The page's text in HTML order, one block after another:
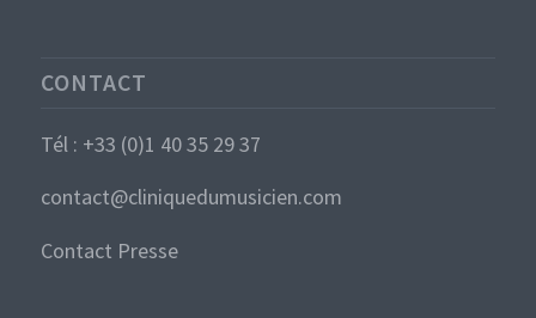
CONTACT
Tél : +33 (0)1 40 35 29 37
contact@cliniquedumusicien.com
Contact Presse